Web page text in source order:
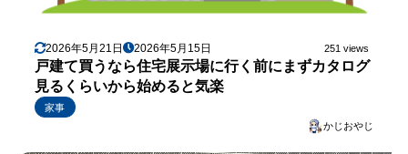
2026年5月21日 2026年5月15日 251 views
戸建て買うなら住宅展示場に行く前にまずカタログ
見るくらいから始めると気楽
家事
かじおやじ